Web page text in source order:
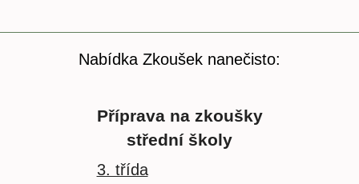
Nabídka Zkoušek nanečisto:
Příprava na zkoušky
střední školy
3. třída